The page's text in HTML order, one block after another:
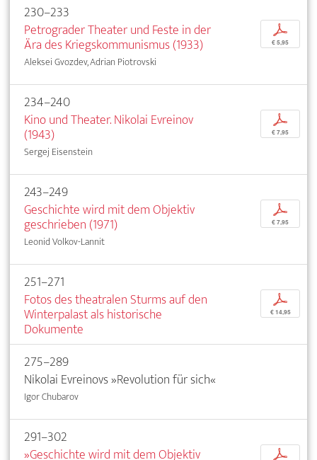
230–233
Petrograder Theater und Feste in der
Ära des Kriegskommunismus (1933)
Aleksei Gvozdev, Adrian Piotrovski
p
€ 5,95
234–240
Kino und Theater. Nikolai Evreinov
(1943)
Sergej Eisenstein
p
€ 7,95
243–249
Geschichte wird mit dem Objektiv
geschrieben (1971)
Leonid Volkov-Lannit
p
€ 7,95
251–271
Fotos des theatralen Sturms auf den
Winterpalast als historische
Dokumente
p
€ 14,95
275–289
Nikolai Evreinovs »Revolution für sich«
Igor Chubarov
291–302
»Geschichte wird mit dem Objektiv
p